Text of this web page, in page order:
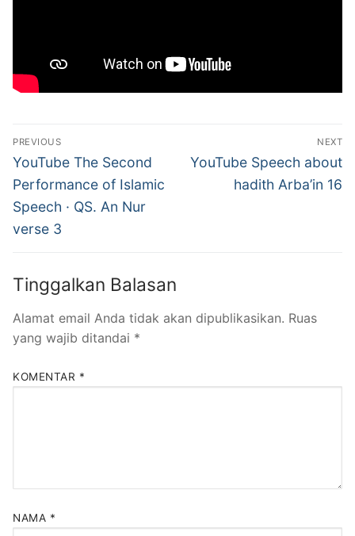
Navigasi
pos
PREVIOUS
Previous
post:
YouTube The Second
Performance of Islamic
Speech · QS. An Nur
verse 3
NEXT
Next
YouTube Speech about
hadith Arba’in 16
Tinggalkan Balasan
Alamat email Anda tidak akan dipublikasikan. Ruas
yang wajib ditandai *
KOMENTAR *
NAMA *